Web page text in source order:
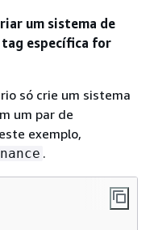
um sistema de
tag específica for
só crie um sistema
um par de
exemplo,
.